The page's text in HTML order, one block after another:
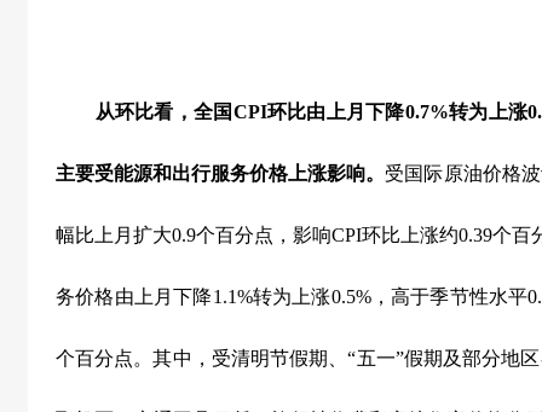
从环比看，全国CPI环比由上月下降0.7%转为上涨
主要受能源和出行服务价格上涨影响。 受国际原油价格
幅比上月扩大0.9个百分点，影响CPI环比上涨约0.39个百
务价格由上月下降1.1%转为上涨0.5%，高于季节性水平
个百分点。其中，受清明节假期、“五一”假期及部分地